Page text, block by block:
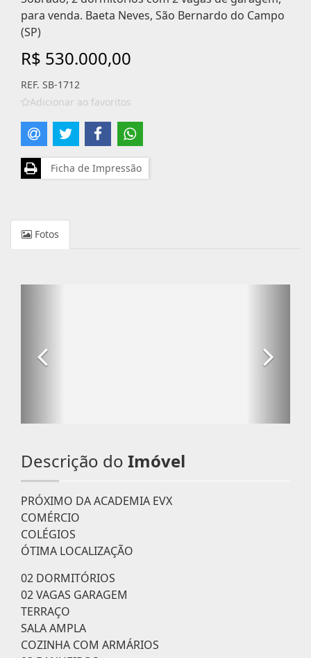
para venda. Baeta Neves, São Bernardo do Campo
(SP)
R$ 530.000,00
REF. SB-1712
Adicionar ao favoritos
Ficha de Impressão
Fotos
Descrição do Imóvel
PRÓXIMO DA ACADEMIA EVX
COMÉRCIO
COLÉGIOS
ÓTIMA LOCALIZAÇÃO
02 DORMITÓRIOS
02 VAGAS GARAGEM
TERRAÇO
SALA AMPLA
COZINHA COM ARMÁRIOS